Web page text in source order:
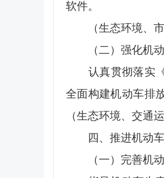
软件。
（生态环境、市
（二）强化机动
认真贯彻落实《
全面构建机动车排
（生态环境、交通
四、推进机动车
（一）完善机动